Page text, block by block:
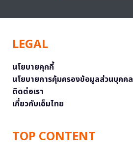
LEGAL
นโยบายคุกกี้
นโยบายการคุ้มครองข้อมูลส่วนบุคคล
ติดต่อเรา
เกี่ยวกับเอ็มไทย
TOP CONTENT